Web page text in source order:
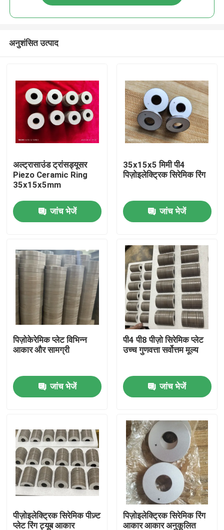
उत्पादों
हमारे बारे में
कारखाना भ्रमण
संपर्क करें
एक उद्धरण का अनुरोध करें
अल्ट्रासोनिक सफाई ट्रांसड्यूसर
उच्च शक्ति अल्ट्रासोनिक transducer
बहु आवृत्ति अल्ट्रासोनिक ट्रांसड्यूसर
अनुशंसित उत्पाद
अल्ट्रासाउंड ट्रांसड्यूसर
Piezo Ceramic Ring
35x15x5mm
जांच भेजें
35x15x5 मिमी पी4
पिज़ोइलेक्ट्रिक सिरेमिक रिंग
जांच भेजें
पिज़ोकेरेमिक प्लेट विभिन्न
आकार और सामग्री
जांच भेजें
पी4 पी8 पीज़ो सिरेमिक प्लेट
उच्च गुणवत्ता सर्वोत्तम मूल्य
जांच भेजें
पीज़ोइलेक्ट्रिक सिरेमिक पीज़्ट
प्लेट रिंग ट्यूब आकार
पिज़ोइलेक्ट्रिक सिरेमिक रिंग
आकार आकार अनुकूलित